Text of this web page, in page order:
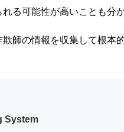
る可能性が高いことも分
師の情報を収集して根本
System